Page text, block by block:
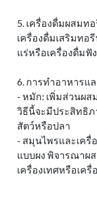
5. เครื่องดื่มผสมท
เครื่องดื่มเสริมทอ
แร่หรือเครื่องดื่ม
6. การทําอาหารแ
- หมัก: เพิ่มส่วนผ
วิธีนี้จะมีประสิทธิภ
สัตว์หรือปลา
- สมุนไพรและเครื่
แบบผง พิจารณาผ
เครื่องเทศหรือเค